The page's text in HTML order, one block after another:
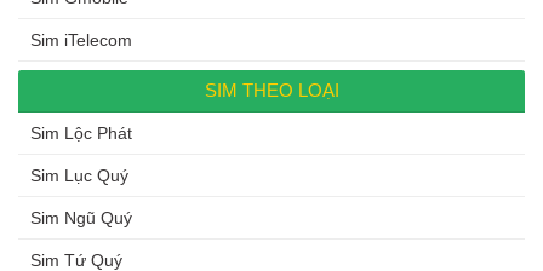
Sim iTelecom
SIM THEO LOẠI
Sim Lộc Phát
Sim Lục Quý
Sim Ngũ Quý
Sim Tứ Quý